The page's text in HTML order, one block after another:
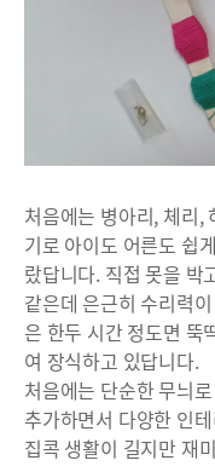
처음에는 병아리, 체리,
기로 아이도 어른도 쉽
랐답니다. 직접 못을 박
같은데 은근히 수리력
은 한두 시간 정도면 뚝
여 장식하고 있답니다.
처음에는 단순한 무늬
추가하면서 다양한 인
집콕 생활이 길지만 재